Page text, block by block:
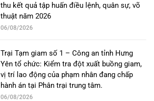
thu kết quả tập huấn điều lệnh, quân sự, võ
thuật năm 2026
06/08/2026
Trại Tạm giam số 1 – Công an tỉnh Hưng
Yên tổ chức: Kiểm tra đột xuất buồng giam,
vị trí lao động của phạm nhân đang chấp
hành án tại Phân trại trung tâm.
06/08/2026